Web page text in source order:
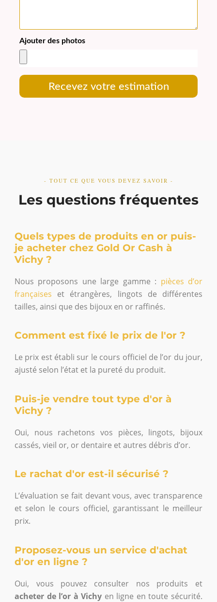
Ajouter des photos
Recevez votre estimation
- TOUT CE QUE VOUS DEVEZ SAVOIR -
Les questions fréquentes
Quels types de produits en or puis-
je acheter chez Gold Or Cash à
Vichy ?
Nous proposons une large gamme : pièces d’or
françaises et étrangères, lingots de différentes
tailles, ainsi que des bijoux en or raffinés.
Comment est fixé le prix de l'or ?
Le prix est établi sur le cours officiel de l’or du jour,
ajusté selon l’état et la pureté du produit.
Puis-je vendre tout type d'or à
Vichy ?
Oui, nous rachetons vos pièces, lingots, bijoux
cassés, vieil or, or dentaire et autres débris d’or.
Le rachat d'or est-il sécurisé ?
L’évaluation se fait devant vous, avec transparence
et selon le cours officiel, garantissant le meilleur
prix.
Proposez-vous un service d'achat
d'or en ligne ?
Oui, vous pouvez consulter nos produits et
acheter de l’or à Vichy en ligne en toute sécurité.